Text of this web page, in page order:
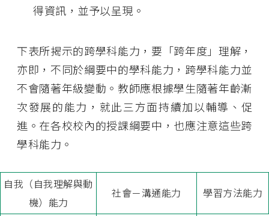
得資訊，並予以呈現。
下表所揭示的跨學科能力，要「跨年度」理解，
亦即，不同於綱要中的學科能力，跨學科能力並
不會隨著年級變動。教師應根據學生隨著年齡漸
次發展的能力，就此三方面持續加以輔導、促
進。在各校校內的授課綱要中，也應注意這些跨
學科能力。
自我（自我理解與動
機）能力
社會－溝通能力 學習方法能力